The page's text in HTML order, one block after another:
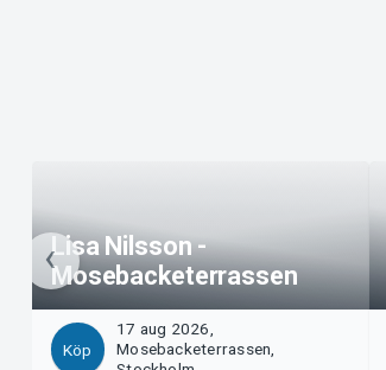
Lisa Nilsson -
Mosebacketerrassen
Köp
17 aug 2026,
Mosebacketerrassen,